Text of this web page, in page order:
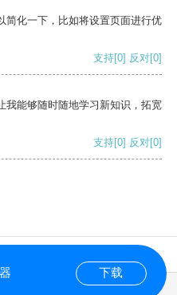
简化一下，比如将设置页面进行优
支持[0] 反对[0]
我能够随时随地学习新知识，拓宽
支持[0] 反对[0]
下载